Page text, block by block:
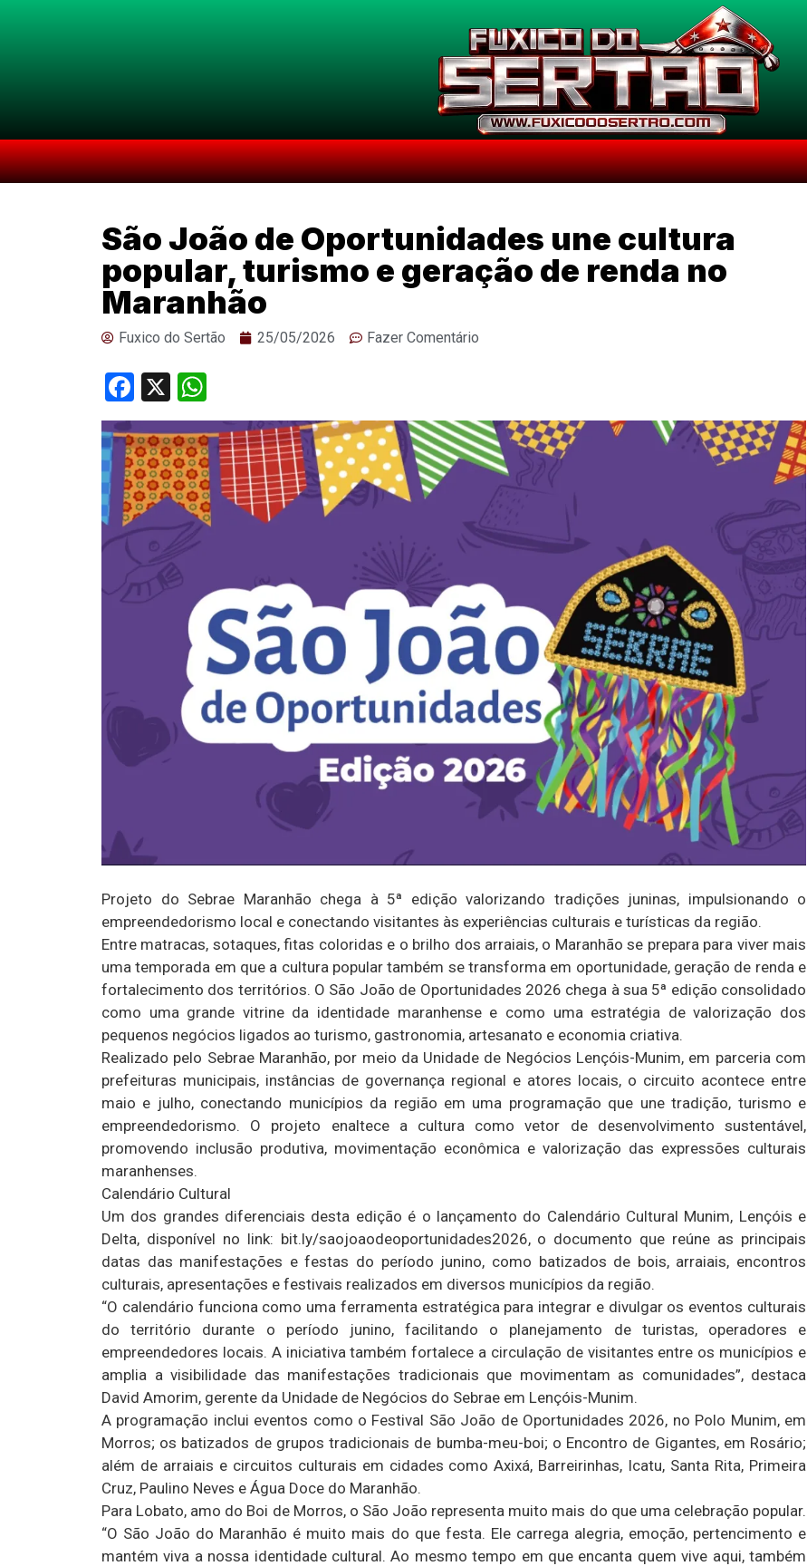
São João de Oportunidades une cultura
popular, turismo e geração de renda no
Maranhão
Fuxico do Sertão 25/05/2026 Fazer Comentário
Facebook
X
Projeto do Sebrae Maranhão chega à 5ª edição valorizando tradições juninas, impulsionando o
empreendedorismo local e conectando visitantes às experiências culturais e turísticas da região.
Entre matracas, sotaques, fitas coloridas e o brilho dos arraiais, o Maranhão se prepara para viver mais
uma temporada em que a cultura popular também se transforma em oportunidade, geração de renda e
fortalecimento dos territórios. O São João de Oportunidades 2026 chega à sua 5ª edição consolidado
como uma grande vitrine da identidade maranhense e como uma estratégia de valorização dos
pequenos negócios ligados ao turismo, gastronomia, artesanato e economia criativa.
Realizado pelo Sebrae Maranhão, por meio da Unidade de Negócios Lençóis-Munim, em parceria com
prefeituras municipais, instâncias de governança regional e atores locais, o circuito acontece entre
maio e julho, conectando municípios da região em uma programação que une tradição, turismo e
empreendedorismo. O projeto enaltece a cultura como vetor de desenvolvimento sustentável,
promovendo inclusão produtiva, movimentação econômica e valorização das expressões culturais
maranhenses.
Calendário Cultural
Um dos grandes diferenciais desta edição é o lançamento do Calendário Cultural Munim, Lençóis e
Delta, disponível no link: bit.ly/saojoaodeoportunidades2026, o documento que reúne as principais
datas das manifestações e festas do período junino, como batizados de bois, arraiais, encontros
culturais, apresentações e festivais realizados em diversos municípios da região.
“O calendário funciona como uma ferramenta estratégica para integrar e divulgar os eventos culturais
do território durante o período junino, facilitando o planejamento de turistas, operadores e
empreendedores locais. A iniciativa também fortalece a circulação de visitantes entre os municípios e
amplia a visibilidade das manifestações tradicionais que movimentam as comunidades”, destaca
David Amorim, gerente da Unidade de Negócios do Sebrae em Lençóis-Munim.
A programação inclui eventos como o Festival São João de Oportunidades 2026, no Polo Munim, em
Morros; os batizados de grupos tradicionais de bumba-meu-boi; o Encontro de Gigantes, em Rosário;
além de arraiais e circuitos culturais em cidades como Axixá, Barreirinhas, Icatu, Santa Rita, Primeira
Cruz, Paulino Neves e Água Doce do Maranhão.
Para Lobato, amo do Boi de Morros, o São João representa muito mais do que uma celebração popular.
“O São João do Maranhão é muito mais do que festa. Ele carrega alegria, emoção, pertencimento e
mantém viva a nossa identidade cultural. Ao mesmo tempo em que encanta quem vive aqui, também